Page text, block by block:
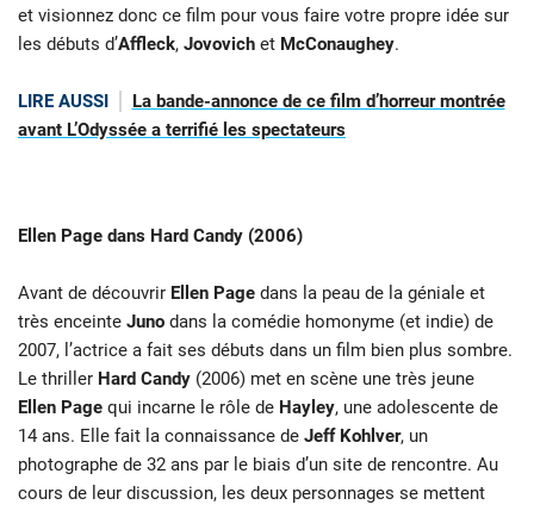
et visionnez donc ce film pour vous faire votre propre idée sur
les débuts d’Affleck, Jovovich et McConaughey.
LIRE AUSSI
La bande-annonce de ce film d’horreur montrée
avant L’Odyssée a terrifié les spectateurs
Ellen Page dans Hard Candy (2006)
Avant de découvrir Ellen Page dans la peau de la géniale et
très enceinte Juno dans la comédie homonyme (et indie) de
2007, l’actrice a fait ses débuts dans un film bien plus sombre.
Le thriller Hard Candy (2006) met en scène une très jeune
Ellen Page qui incarne le rôle de Hayley, une adolescente de
14 ans. Elle fait la connaissance de Jeff Kohlver, un
photographe de 32 ans par le biais d’un site de rencontre. Au
cours de leur discussion, les deux personnages se mettent